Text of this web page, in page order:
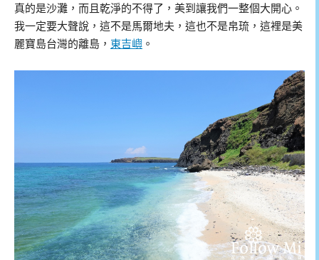
真的是沙灘，而且乾淨的不得了，美到讓我們一整個大開心。
我一定要大聲說，這不是馬爾地夫，這也不是帛琉，這裡是美
麗寶島台灣的離島， 東吉嶼 。